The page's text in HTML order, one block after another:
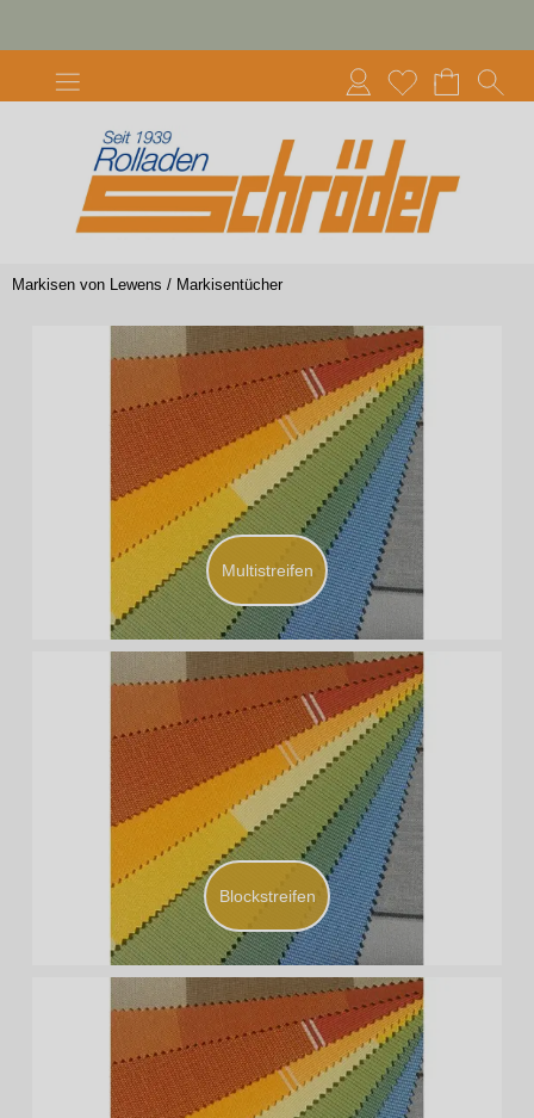
Markisen von Lewens / Markisentücher
Multistreifen
Blockstreifen